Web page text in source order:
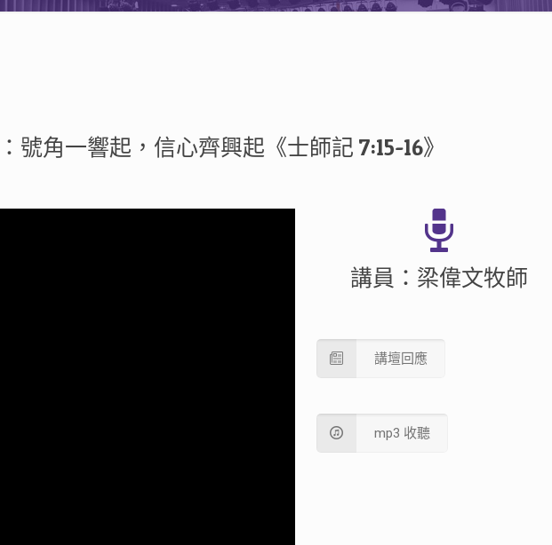
號角一響起，信心齊興起《士師記 7:15-16》
講員：梁偉文牧師
講壇回應
mp3 收聽